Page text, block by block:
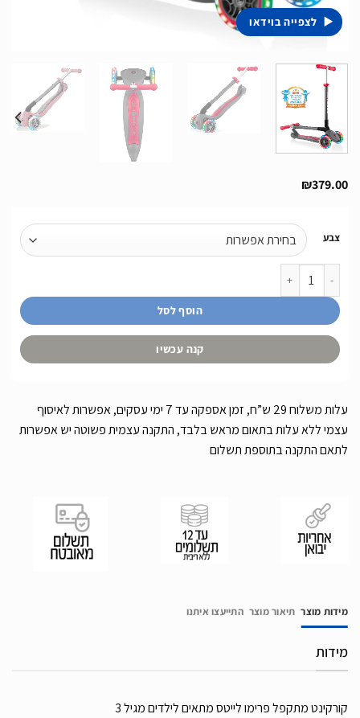
לצפייה בוידאו
₪379.00
צבע
כמות של קורקינט מתקפל לילדים עם אורות בגלגלים Primo Lights ידית בגובה משתנה וציפוי מונע החלקה
הוסף לסל
קנה עכשיו
עלות משלוח 29 ש”ח, זמן אספקה עד 7 ימי עסקים, אפשרות לאיסוף
עצמי ללא עלות בתאום מראש בלבד, התקנה עצמית פשוטה יש אפשרות
לתאם התקנה בתוספת תשלום
מידות מוצר תיאור מוצר התייעצו איתנו
מידות
קורקינט מתקפל פרימו לייטס מתאים לילדים מגיל 3